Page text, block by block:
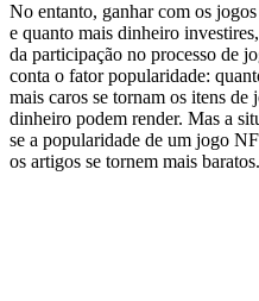
No entanto, ganhar com os
e quanto mais dinheiro
da participação no processo de
conta o fator popularidade:
mais caros se tornam os itens
dinheiro podem render. Mas a
se a popularidade de um jogo
os artigos se tornem mais baratos.